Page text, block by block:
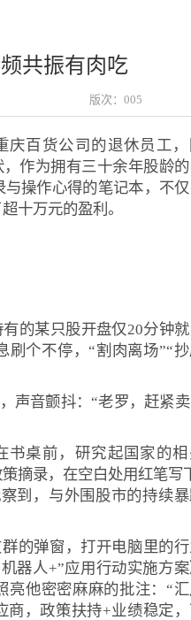
共振有肉吃
版次：005
庆百货公司的退休员工
作为拥有三十余年股龄
与操作心得的笔记本，不
十万元的盈利。
的某只股开盘仅20分钟
刷个不停，“割肉离场”“
声音颤抖：“老罗，赶紧
书桌前，研究起国家的
摘录，在空白处用红笔写
到，与外围股市的持续
的弹窗，打开电脑里的
器人+”应用行动实施方
亮他密密麻麻的批注：“
商，政策扶持+业绩稳定